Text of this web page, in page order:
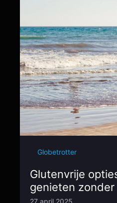
Globetrotter
Glutenvrije
genieten
27 april 2025